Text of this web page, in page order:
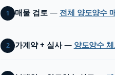
1 매물 검토— 전체 양도양수
2 가계약 + 실사— 양도양수